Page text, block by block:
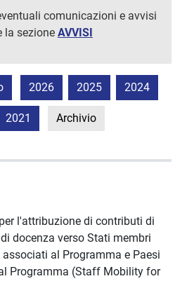
comunicazioni e avvisi
la sezione AVVISI
2026 2025 2024
2021 Archivio
l'attribuzione di contributi di
docenza verso Stati membri
associati al Programma e Paesi
Programma (Staff Mobility for